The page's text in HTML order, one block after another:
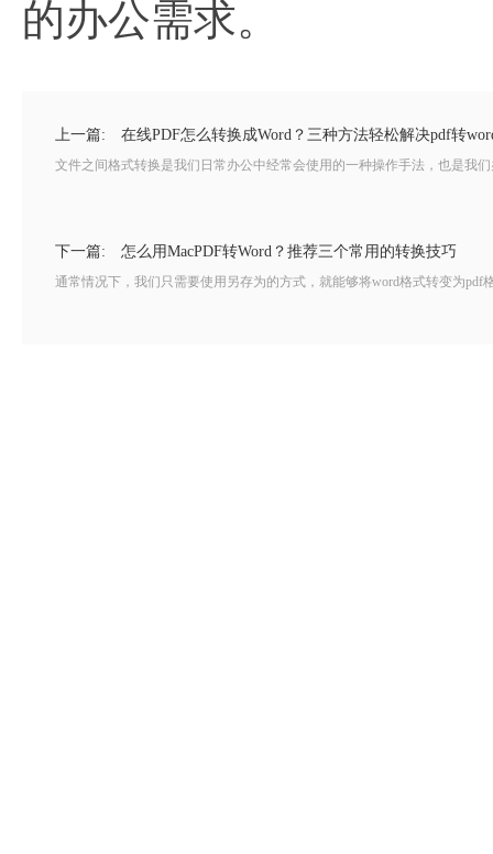
的办公需求。
上一篇: 在线PDF怎么转换成Word？三种方法轻松解决pdf转
文件之间格式转换是我们日常办公中经常会使用的一种操作手法，也是我
下一篇: 怎么用MacPDF转Word？推荐三个常用的转换技巧
通常情况下，我们只需要使用另存为的方式，就能够将word格式转变为